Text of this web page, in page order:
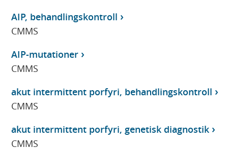
AIP, behandlingskontroll
CMMS
AIP-mutationer
CMMS
akut intermittent porfyri, behandlingskontroll
CMMS
akut intermittent porfyri, genetisk diagnostik
CMMS